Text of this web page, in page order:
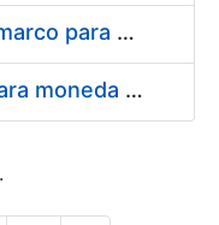
Contratación de acuerdo marco para el Suministro de Material de Electricidad para la Fábrica Nacional de Moneda y Timbre-Real Casa de la Moneda en su centro de trabajo de Burgos
Suministro de estuches para moneda de 30 €